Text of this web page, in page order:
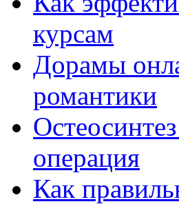
курсам
Дорамы
романтики
операция
Как